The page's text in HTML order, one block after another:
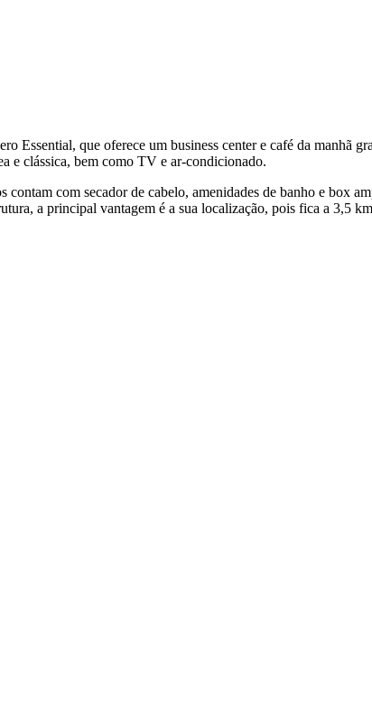
que oferece um business center e café da manhã
e clássica, bem como TV e ar-condicionado.
com secador de cabelo, amenidades de banho e box
a principal vantagem é a sua localização, pois fica a 3,5